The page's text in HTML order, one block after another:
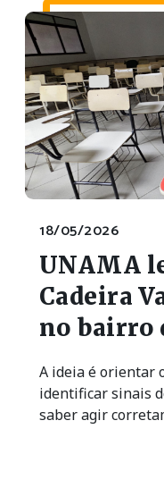
18/05/2026
UNAMA
Cadeira
no bairro
A ideia é orientar
identificar sinais
saber agir